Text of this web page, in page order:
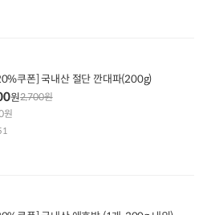
쿠폰] 국내산 절단 깐대파(200g)
원2,700원
원